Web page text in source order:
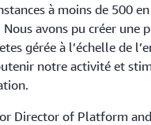
à moins de 500
Nous avons pu créer une
gérée à l’échelle de
notre activité et
Director of Platform